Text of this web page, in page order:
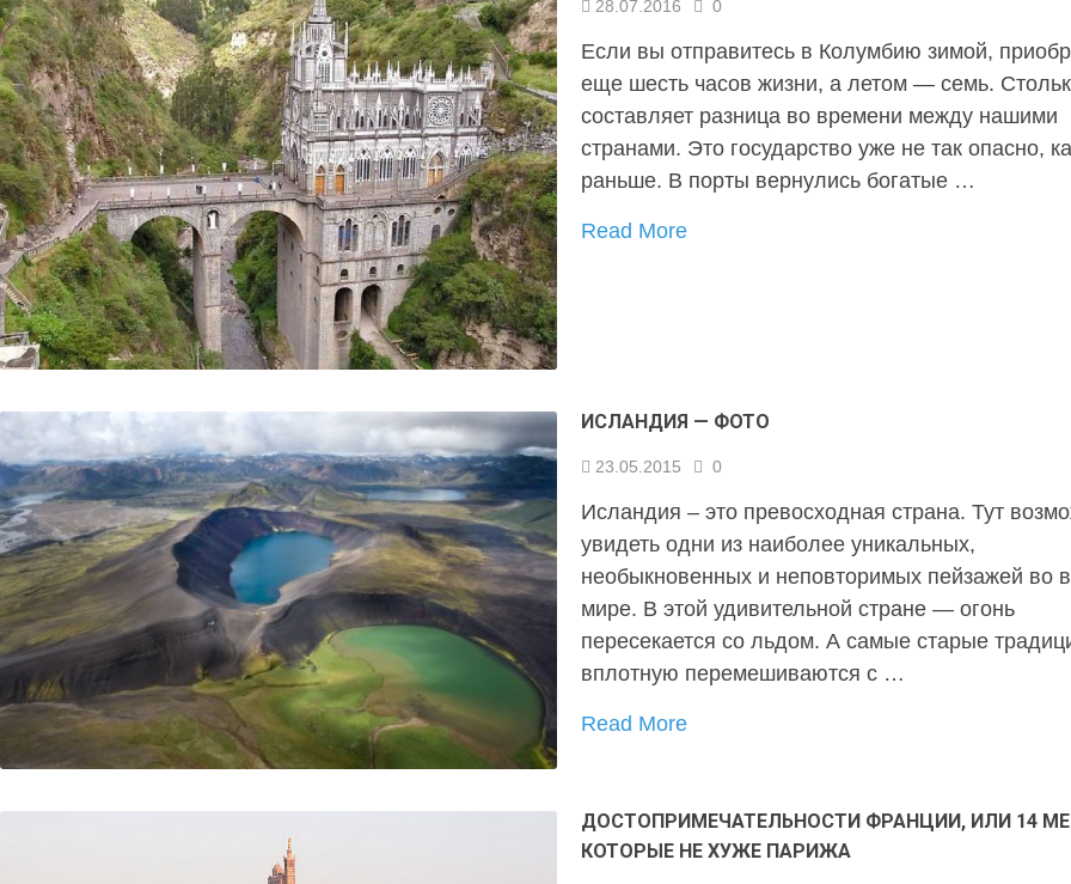
28.07.2016 0
Если вы отправитесь в Колумбию зимой,
еще шесть часов жизни, а летом — семь.
составляет разница во времени между нашими
странами. Это государство уже не так опасно,
раньше. В порты вернулись богатые …
Read More
ИСЛАНДИЯ — ФОТО
23.05.2015 0
Исландия – это превосходная страна. Тут
увидеть одни из наиболее уникальных,
необыкновенных и неповторимых пейзажей во
мире. В этой удивительной стране — огонь
пересекается со льдом. А самые старые
вплотную перемешиваются с …
Read More
ДОСТОПРИМЕЧАТЕЛЬНОСТИ ФРАНЦИИ, ИЛИ 14
КОТОРЫЕ НЕ ХУЖЕ ПАРИЖА